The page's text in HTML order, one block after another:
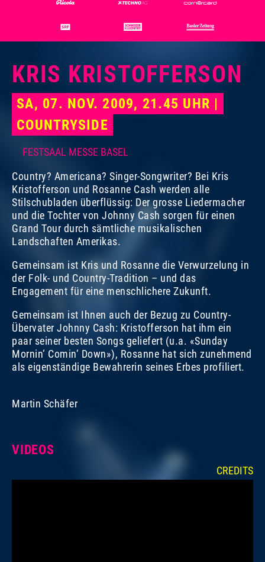
KRIS KRISTOFFERSON
SA, 07. NOV. 2009, 21.45 UHR |
COUNTRYSIDE
FESTSAAL MESSE BASEL
Country? Americana? Singer-Songwriter? Bei Kris
Kristofferson und Rosanne Cash werden alle
Stilschubladen überflüssig: Der grosse Liedermacher
und die Tochter von Johnny Cash sorgen für einen
Grand Tour durch sämtliche musikalischen
Landschaften Amerikas.
Gemeinsam ist Kris und Rosanne die Verwurzelung in
der Folk- und Country-Tradition – und das
Engagement für eine menschlichere Zukunft.
Gemeinsam ist Ihnen auch der Bezug zu Country-
Übervater Johnny Cash: Kristofferson hat ihm ein
paar seiner besten Songs geliefert (u.a. «Sunday
Mornin‘ Comin‘ Down»), Rosanne hat sich zunehmend
als eigenständige Bewahrerin seines Erbes profiliert.
Martin Schäfer
VIDEOS
CREDITS
Foto:Dominik Plüss
KRIS KRISTOFFERSON
Foto:Marco Grob
KRIS KRISTOFFERSON